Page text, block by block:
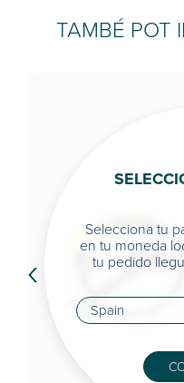
TAMBÉ POT
‹
Selecciona tu
en tu moneda
tu pedido